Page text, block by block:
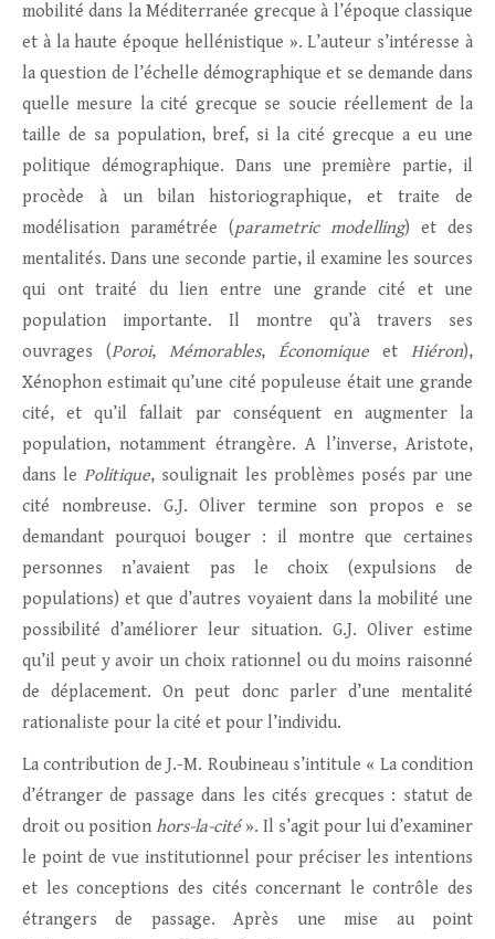
mobilité dans la Méditerranée grecque à l’époque classique
et à la haute époque hellénistique ». L’auteur s’intéresse à
la question de l’échelle démographique et se demande dans
quelle mesure la cité grecque se soucie réellement de la
taille de sa population, bref, si la cité grecque a eu une
politique démographique. Dans une première partie, il
procède à un bilan historiographique, et traite de
modélisation paramétrée (parametric modelling) et des
mentalités. Dans une seconde partie, il examine les sources
qui ont traité du lien entre une grande cité et une
population importante. Il montre qu’à travers ses
ouvrages (Poroi, Mémorables, Économique et Hiéron),
Xénophon estimait qu’une cité populeuse était une grande
cité, et qu’il fallait par conséquent en augmenter la
population, notamment étrangère. A l’inverse, Aristote,
dans lePolitique, soulignait les problèmes posés par une
cité nombreuse. G.J. Oliver termine son propos e se
demandant pourquoi bouger : il montre que certaines
personnes n’avaient pas le choix (expulsions de
populations) et que d’autres voyaient dans la mobilité une
possibilité d’améliorer leur situation. G.J. Oliver estime
qu’il peut y avoir un choix rationnel ou du moins raisonné
de déplacement. On peut donc parler d’une mentalité
rationaliste pour la cité et pour l’individu.
La contribution de J.-M. Roubineau s’intitule « La condition
d’étranger de passage dans les cités grecques : statut de
droit ou position hors-la-cité». Il s’agit pour lui d’examiner
le point de vue institutionnel pour préciser les intentions
et les conceptions des cités concernant le contrôle des
étrangers de passage. Après une mise au point